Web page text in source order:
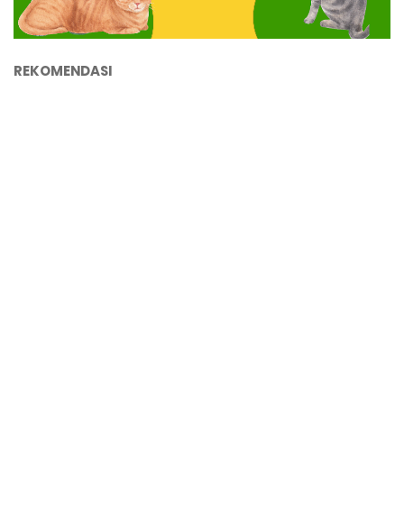
REKOMENDASI